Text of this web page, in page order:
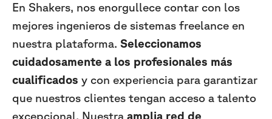
En Shakers, nos enorgullece contar con los
mejores ingenieros de sistemas freelance en
nuestra plataforma. Seleccionamos
cuidadosamente a los profesionales más
cualificados y con experiencia para garantizar
que nuestros clientes tengan acceso a talento
excepcional. Nuestra amplia red de